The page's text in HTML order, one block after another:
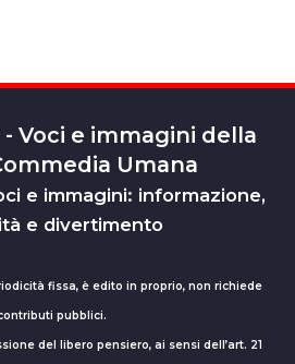
Voci e immagini della
Umana
e immagini: informazione,
e divertimento
fissa, è edito in proprio, non richiede
pubblici.
del libero pensiero, ai sensi dell’art. 21